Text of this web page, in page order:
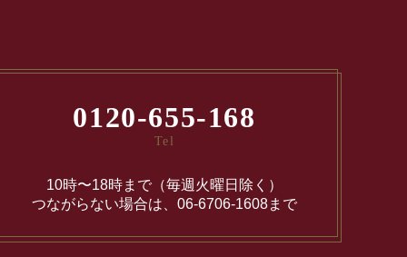
0120-655-168
Tel
10時〜18時まで（毎週火曜日除く）
つながらない場合は、06-6706-1608まで